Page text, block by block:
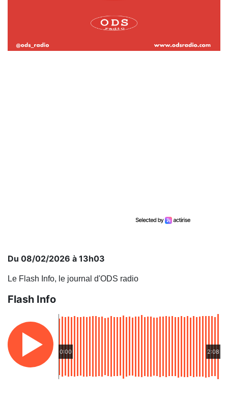
Du 08/02/2026 à 13h03
Le Flash Info, le journal d'ODS radio
Flash Info
0:00 2:08